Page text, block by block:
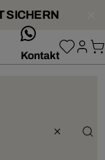
SICHERN
Kontakt